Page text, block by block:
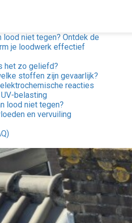
lood niet tegen? Ontdek de
je loodwerk effectief
het zo geliefd?
stoffen zijn gevaarlijk?
reacties
belasting
lood niet tegen?
en vervuiling